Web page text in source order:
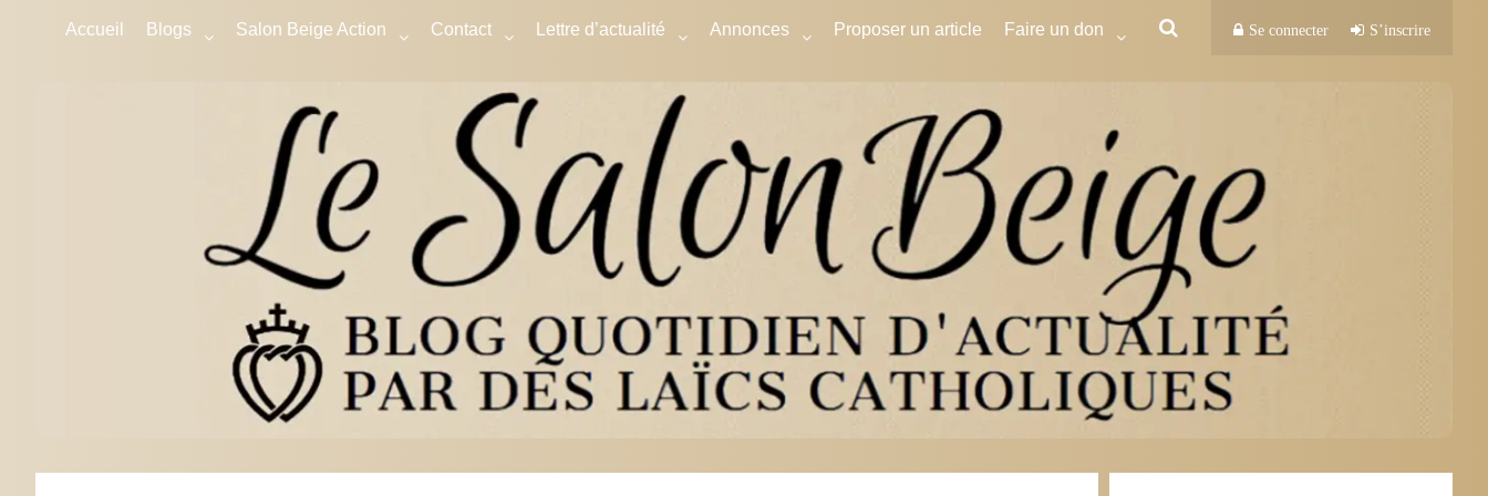
Accueil Blogs Salon Beige Action Contact Lettre d’actualité Annonces Proposer un article Faire un don Se connecter S’inscrire